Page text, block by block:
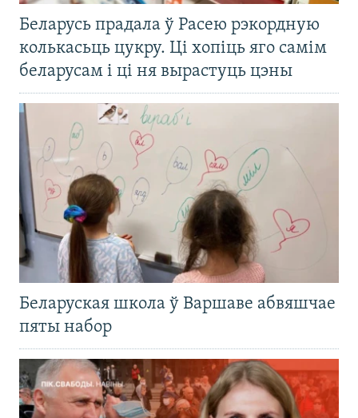
Беларусь прадала ў Расею рэкордную
колькасьць цукру. Ці хопіць яго самім
беларусам і ці ня вырастуць цэны
Беларуская школа ў Варшаве абвяшчае
пяты набор